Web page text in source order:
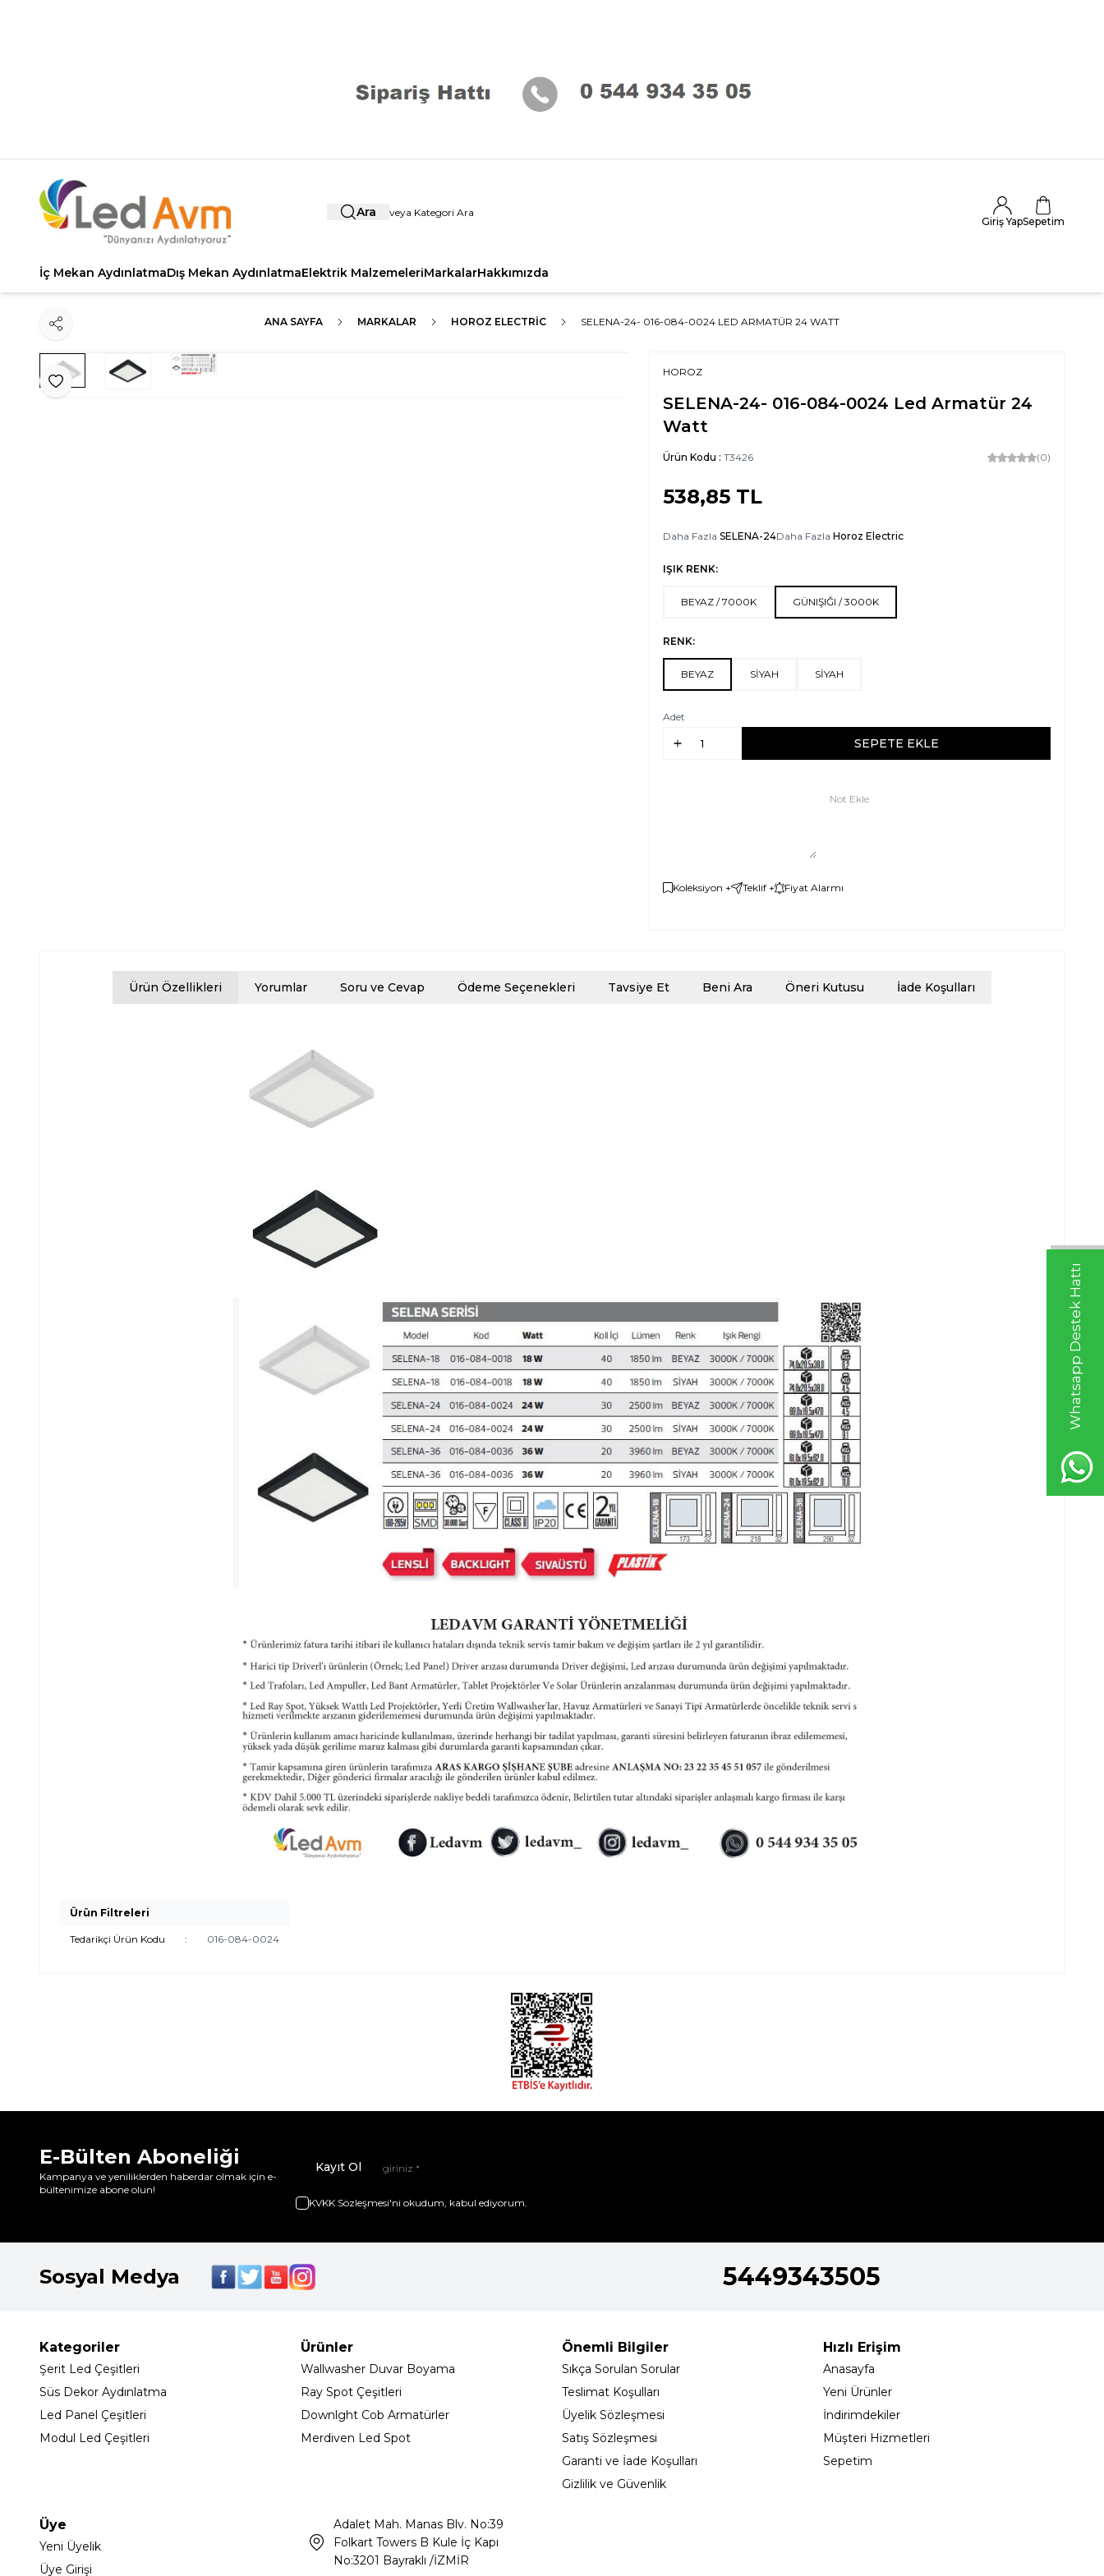
Whatsapp Destek Hattı
Ara
Giriş YapSepetim
İç Mekan AydınlatmaDış Mekan AydınlatmaElektrik MalzemeleriMarkalarHakkımızda
ANA SAYFA MARKALAR HOROZ ELECTRIC SELENA-24- 016-084-0024 LED ARMATÜR 24 WATT
Favoriye Ekle
Paylaş
HOROZ
SELENA-24- 016-084-0024 Led Armatür 24
Watt
Ürün Kodu : T3426 (0)
538,85 TL
Daha Fazla SELENA-24Daha Fazla Horoz Electric
IŞIK RENK:
BEYAZ / 7000K GÜNIŞIĞI / 3000K
RENK:
BEYAZ SİYAH SİYAH
Adet
SEPETE EKLE
Not Ekle
Koleksiyon + Teklif + Fiyat Alarmı
Ürün Özellikleri Yorumlar Soru ve Cevap Ödeme Seçenekleri Tavsiye Et Beni Ara Öneri Kutusu İade Koşulları
Ürün Filtreleri
Tedarikçi Ürün Kodu : 016-084-0024
E-Bülten Aboneliği
Kampanya ve yeniliklerden haberdar olmak için e-
bültenimize abone olun!
Kayıt Ol
KVKK Sözleşmesi'ni okudum, kabul ediyorum.
Sosyal Medya 5449343505
Kategoriler
Şerit Led Çeşitleri
Süs Dekor Aydınlatma
Led Panel Çeşitleri
Modul Led Çeşitleri
Ürünler
Wallwasher Duvar Boyama
Ray Spot Çeşitleri
Downlght Cob Armatürler
Merdiven Led Spot
Önemli Bilgiler
Sıkça Sorulan Sorular
Teslimat Koşulları
Üyelik Sözleşmesi
Satış Sözleşmesi
Garanti ve İade Koşulları
Gizlilik ve Güvenlik
Hızlı Erişim
Anasayfa
Yeni Ürünler
İndirimdekiler
Müşteri Hizmetleri
Sepetim
Üye
Yeni Üyelik
Üye Girişi
Adalet Mah. Manas Blv. No:39
Folkart Towers B Kule İç Kapı
No:3201 Bayraklı /İZMİR